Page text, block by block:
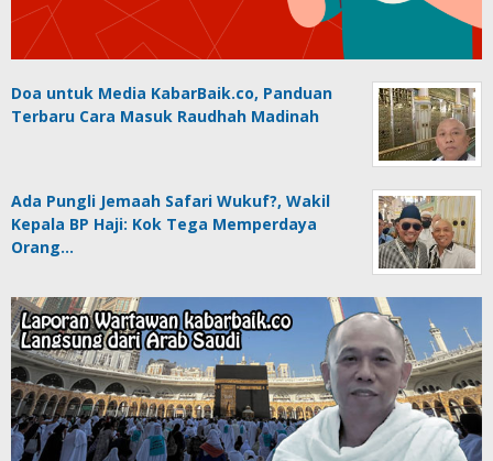
Doa untuk Media KabarBaik.co, Panduan
Terbaru Cara Masuk Raudhah Madinah
Ada Pungli Jemaah Safari Wukuf?, Wakil
Kepala BP Haji: Kok Tega Memperdaya
Orang…